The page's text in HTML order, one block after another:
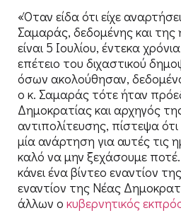
«Όταν είδα ότι είχε
Σαμαράς, δεδομένης και
είναι 5 Ιουλίου, έντεκα
επέτειο του διχαστικού
όσων ακολούθησαν,
ο κ. Σαμαράς τότε ήταν
Δημοκρατίας και αρχηγός
αντιπολίτευσης, πίστεψα ότι
μία ανάρτηση για αυτές τις
καλό να μην ξεχάσουμε ποτέ.
κάνει ένα βίντεο εναντίον
εναντίον της Νέας
άλλων ο κυβερνητικός